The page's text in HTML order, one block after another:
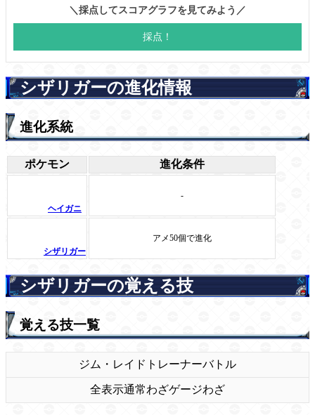
シザリガーの進化情報
進化系統
ポケモン 進化条件
ヘイガニ
-
シザリガー
アメ50個で進化
シザリガーの覚える技
覚える技一覧
ジム・レイド トレーナーバトル
全表示通常わざゲージわざ